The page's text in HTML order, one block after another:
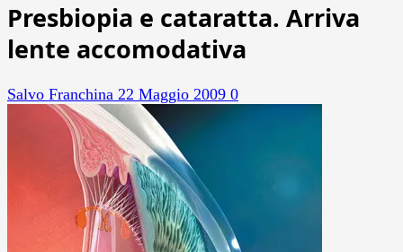
Presbiopia e cataratta. Arriva
lente accomodativa
Salvo Franchina 22 Maggio 2009 0